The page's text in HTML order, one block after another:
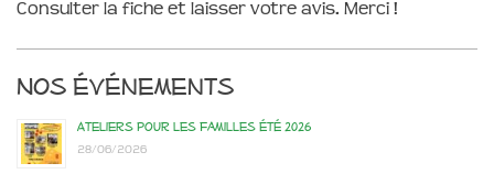
Consulter la fiche et laisser votre avis. Merci !
Nos événements
Ateliers pour les familles été 2026
28/06/2026